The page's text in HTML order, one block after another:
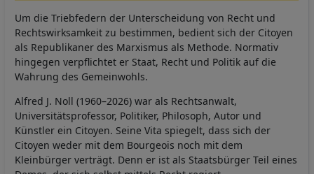
Um die Triebfedern der Unterscheidung von Recht und
Rechtswirksamkeit zu bestimmen, bedient sich der Citoyen
als Republikaner des Marxismus als Methode. Normativ
hingegen verpflichtet er Staat, Recht und Politik auf die
Wahrung des Gemeinwohls.
Alfred J. Noll (1960–2026) war als Rechtsanwalt,
Universitätsprofessor, Politiker, Philosoph, Autor und
Künstler ein Citoyen. Seine Vita spiegelt, dass sich der
Citoyen weder mit dem Bourgeois noch mit dem
Kleinbürger verträgt. Denn er ist als Staatsbürger Teil eines